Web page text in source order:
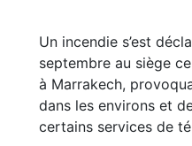
Un incendie s’est
septembre au siège
à Marrakech,
dans les environs et
certains services de